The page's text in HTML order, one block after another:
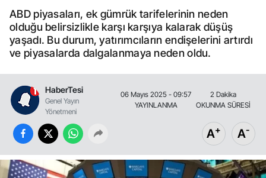
ABD piyasaları, ek gümrük tarifelerinin neden
olduğu belirsizlikle karşı karşıya kalarak düşüş
yaşadı. Bu durum, yatırımcıların endişelerini artırdı
ve piyasalarda dalgalanmaya neden oldu.
HaberTesi
Genel Yayın
Yönetmeni
06 Mayıs 2025 - 09:57
YAYINLANMA
2 Dakika
OKUNMA SÜRESİ
A+ A-